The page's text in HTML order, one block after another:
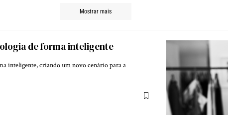
Mostrar mais
de forma inteligente
inteligente, criando um novo cenário para a